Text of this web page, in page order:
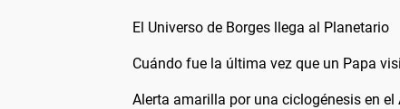
El Universo de Borges llega al Planetario
Cuándo fue la última vez que un Papa
Alerta amarilla por una ciclogénesis en